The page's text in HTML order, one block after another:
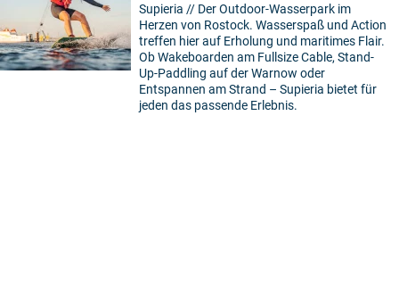
Supieria // Der Outdoor-Wasserpark im
Herzen von Rostock. Wasserspaß und Action
treffen hier auf Erholung und maritimes Flair.
Ob Wakeboarden am Fullsize Cable, Stand-
Up-Paddling auf der Warnow oder
Entspannen am Strand – Supieria bietet für
jeden das passende Erlebnis.